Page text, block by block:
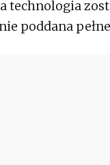
technologia
poddana